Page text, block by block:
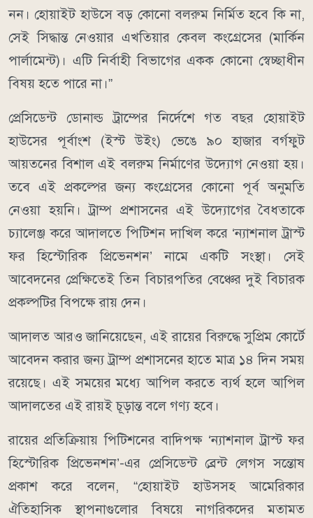
নন। হোয়াইট হাউসে বড় কোনো বলরুম নির্মিত হবে কি না,
সেই সিদ্ধান্ত নেওয়ার এখতিয়ার কেবল কংগ্রেসের (মার্কিন
পার্লামেন্ট)। এটি নির্বাহী বিভাগের একক কোনো স্বেচ্ছাধীন
বিষয় হতে পারে না।”
প্রেসিডেন্ট ডোনাল্ড ট্রাম্পের নির্দেশে গত বছর হোয়াইট
হাউসের পূর্বাংশ (ইস্ট উইং) ভেঙে ৯০ হাজার বর্গফুট
আয়তনের বিশাল এই বলরুম নির্মাণের উদ্যোগ নেওয়া হয়।
তবে এই প্রকল্পের জন্য কংগ্রেসের কোনো পূর্ব অনুমতি
নেওয়া হয়নি। ট্রাম্প প্রশাসনের এই উদ্যোগের বৈধতাকে
চ্যালেঞ্জ করে আদালতে পিটিশন দাখিল করে ‘ন্যাশনাল ট্রাস্ট
ফর হিস্টোরিক প্রিভেনশন’ নামে একটি সংস্থা। সেই
আবেদনের প্রেক্ষিতেই তিন বিচারপতির বেঞ্চের দুই বিচারক
প্রকল্পটির বিপক্ষে রায় দেন।
আদালত আরও জানিয়েছেন, এই রায়ের বিরুদ্ধে সুপ্রিম কোর্টে
আবেদন করার জন্য ট্রাম্প প্রশাসনের হাতে মাত্র ১৪ দিন সময়
রয়েছে। এই সময়ের মধ্যে আপিল করতে ব্যর্থ হলে আপিল
আদালতের এই রায়ই চূড়ান্ত বলে গণ্য হবে।
রায়ের প্রতিক্রিয়ায় পিটিশনের বাদিপক্ষ ‘ন্যাশনাল ট্রাস্ট ফর
হিস্টোরিক প্রিভেনশন’-এর প্রেসিডেন্ট ব্রেন্ট লেগস সন্তোষ
প্রকাশ করে বলেন, “হোয়াইট হাউসসহ আমেরিকার
ঐতিহাসিক স্থাপনাগুলোর বিষয়ে নাগরিকদের মতামত